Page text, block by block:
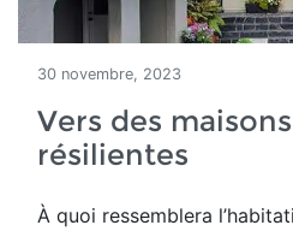
30 novembre, 2023
Vers des
résilientes
À quoi ressemblera